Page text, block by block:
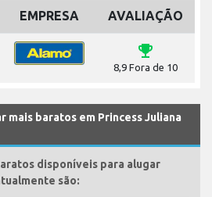
EMPRESA AVALIAÇÃO
emoji_events
8,9 Fora de 10
mais baratos em Princess Juliana
disponíveis para alugar
são: